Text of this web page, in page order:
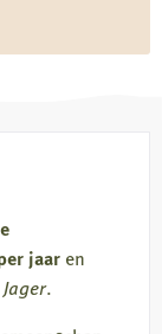
jaar en
.